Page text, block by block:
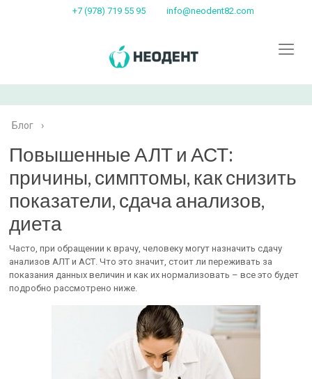
+7 (978) 719 55 95 info@neodent82.com
Блог ›
Повышенные АЛТ и АСТ:
причины, симптомы, как снизить
показатели, сдача анализов,
диета
Часто, при обращении к врачу, человеку могут назначить сдачу
анализов АЛТ и АСТ. Что это значит, стоит ли переживать за
показания данных величин и как их нормализовать – все это будет
подробно рассмотрено ниже.